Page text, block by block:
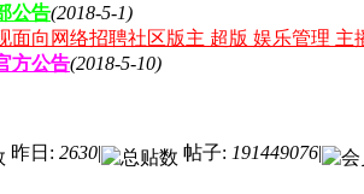
公告(2018-5-1)
面向网络招聘社区版主 超版 娱乐管理 主
方公告(2018-5-10)
昨日: 2630| 帖子: 191449076|